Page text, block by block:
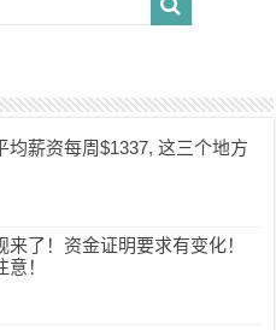
均薪资每周$1337, 这三个地方
来了！资金证明要求有变化！
！